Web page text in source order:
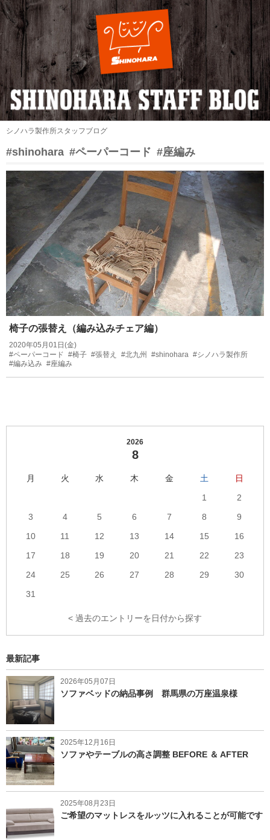
シノハラ製作所スタッフブログ
#shinohara #ペーパーコード #座編み
椅子の張替え（編み込みチェア編）
2020年05月01日(金)
#ペーパーコード #椅子 #張替え #北九州 #shinohara #シノハラ製作所
#編み込み #座編み
2026
8
月 火 水 木 金 土
日
1
2
3
4 5 6 7 8
9
10
11 12 13 14 15
16
17
18 19 20 21 22
23
24
25 26 27 28 29
30
31
< 過去のエントリーを日付から探す
最新記事
2026年05月07日
ソファベッドの納品事例 群馬県の万座温泉様
2025年12月16日
ソファやテーブルの高さ調整 BEFORE ＆ AFTER
2025年08月23日
ご希望のマットレスをルッツに入れることが可能です